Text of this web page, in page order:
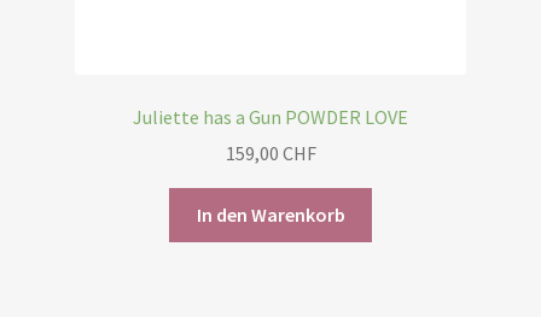
Juliette has a Gun POWDER LOVE
159,00 CHF
In den Warenkorb